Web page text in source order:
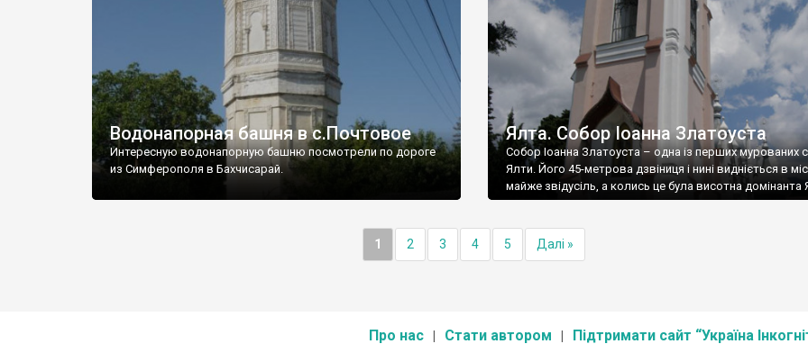
Водонапорная башня в с.Почтовое
Интересную водонапорную башню посмотрели по дороге
из Симферополя в Бахчисарай.
Ялта. Собор Іоанна Златоуста
Собор Іоанна Златоуста – одна із перших мурованих
Ялти. Його 45-метрова дзвіниця і нині видніється в
майже звідусіль, а колись це була висотна домінанта
1 2 3 4 5 Далі »
Про нас Стати автором Підтримати сайт “Україна